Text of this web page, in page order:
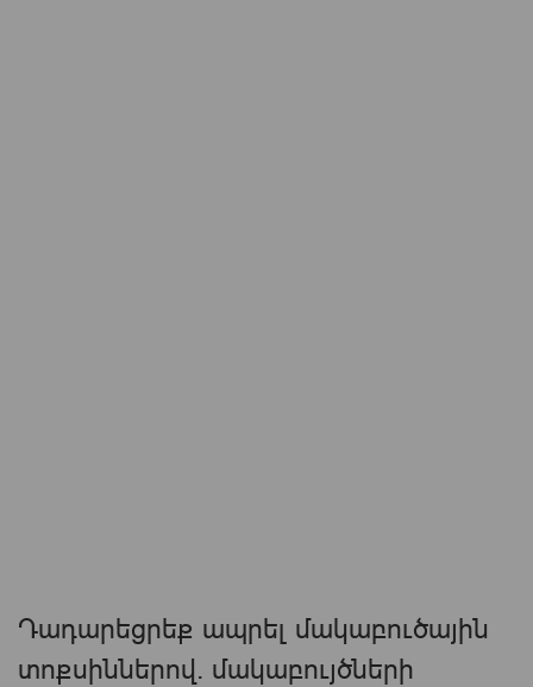
Դադարեցրեք ապրել մակաբուծային
տոքսիններով. մակաբույծների